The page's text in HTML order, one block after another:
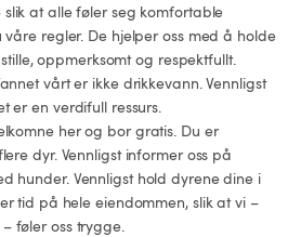
oppmerksomt og respektfullt.
er en verdifull ressurs.
dyr. Vennligst informer oss på
hunder. Vennligst hold dyrene dine i
tid på hele eiendommen, slik at vi –
føler oss trygge.